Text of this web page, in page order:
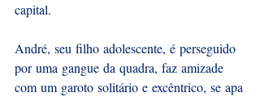
capital.
André, seu filho adolescente, é perseguido
por uma gangue da quadra, faz amizade
com um garoto solitário e excêntrico, se apa